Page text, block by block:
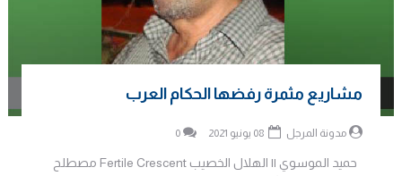
مشاريع مثمرة رفضها الحكام العرب
مدونة المرجل 0
حميد الموسوي || الهلال الخصيب Fertile Crescent مصطلح